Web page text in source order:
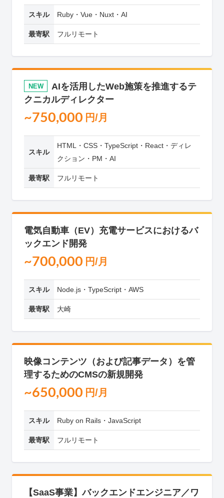
スキル Ruby・Vue・Nuxt・AI
最寄駅 フルリモート
NEW
AIを活用したWeb施策を推進するテ
クニカルディレクター
~750,000 円/月
スキル
HTML・CSS・TypeScript・React・ディレ
クション・PM・AI
最寄駅 フルリモート
電気自動車（EV）充電サービスにおけるバ
ックエンド開発
~700,000 円/月
スキル Node.js・TypeScript・AWS
最寄駅 大崎
映像コンテンツ（および記事データ）を管
理するためのCMSの新規開発
~650,000 円/月
スキル Ruby on Rails・JavaScript
最寄駅 フルリモート
【SaaS事業】バックエンドエンジニア／ワ